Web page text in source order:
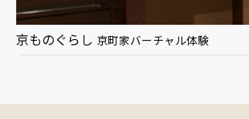
京ものぐらし 京町家バーチャル体験